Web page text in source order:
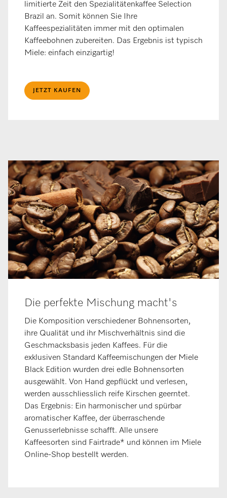
limitierte Zeit den Spezialitätenkaffee Selection
Brazil an. Somit können Sie Ihre
Kaffeespezialitäten immer mit den optimalen
Kaffeebohnen zubereiten. Das Ergebnis ist typisch
Miele: einfach einzigartig!
JETZT KAUFEN
Die perfekte Mischung macht's
Die Komposition verschiedener Bohnensorten,
ihre Qualität und ihr Mischverhältnis sind die
Geschmacksbasis jeden Kaffees. Für die
exklusiven Standard Kaffeemischungen der Miele
Black Edition wurden drei edle Bohnensorten
ausgewählt. Von Hand gepflückt und verlesen,
werden ausschliesslich reife Kirschen geerntet.
Das Ergebnis: Ein harmoni­scher und spürbar
aromatischer Kaffee, der überraschende
Genusserlebnisse schafft. Alle unsere
Kaffeesorten sind Fairtrade* und können im Miele
Online-Shop bestellt werden.